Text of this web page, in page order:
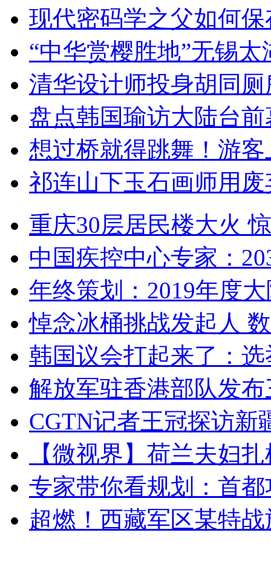
现代密码学之父如何
“中华赏樱胜地”无锡
清华设计师投身胡同
盘点韩国瑜访大陆台
想过桥就得跳舞！游客
祁连山下玉石画师用
重庆30层居民楼大火
中国疾控中心专家：
年终策划：2019年度
悼念冰桶挑战发起人
韩国议会打起来了：
解放军驻香港部队发
CGTN记者王冠探访新
【微视界】荷兰夫妇
专家带你看规划：首
超燃！西藏军区某特